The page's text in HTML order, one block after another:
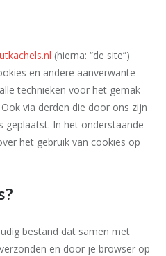
(hierna: “de site”)
en andere aanverwante
technieken voor het gemak
via derden die door ons zijn
geplaatst. In het onderstaande
het gebruik van cookies op
bestand dat samen met
en door je browser op